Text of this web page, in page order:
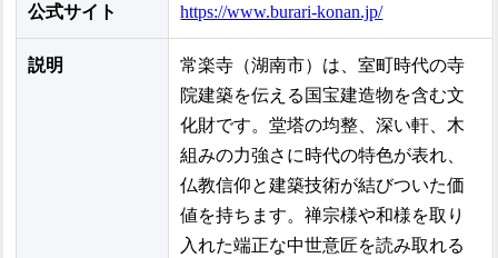
公式サイト https://www.burari-konan.jp/
説明
常楽寺（湖南市）は、室町時代の寺
院建築を伝える国宝建造物を含む文
化財です。堂塔の均整、深い軒、木
組みの力強さに時代の特色が表れ、
仏教信仰と建築技術が結びついた価
値を持ちます。禅宗様や和様を取り
入れた端正な中世意匠を読み取れる